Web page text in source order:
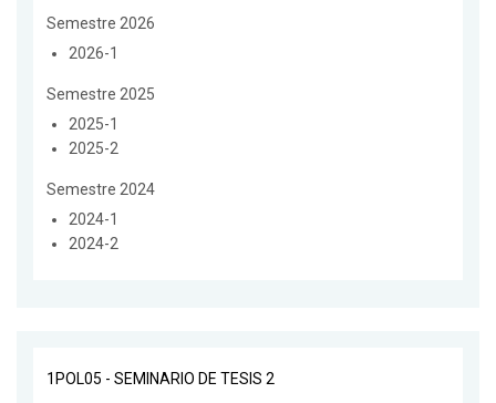
Semestre 2026
2026-1
Semestre 2025
2025-1
2025-2
Semestre 2024
2024-1
2024-2
1POL05 - SEMINARIO DE TESIS 2